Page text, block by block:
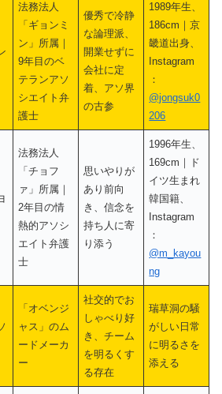
法務法人
「ギョンミ
ン」所属｜
9年目のベ
テランアソ
シエイト弁
護士
優秀で冷静
な論理派、
開業せずに
会社に定
着、アソ界
の古参
1989年生、
186cm｜京
畿道出身、
Instagram
：
@jongsuk0
206
法務法人
「チョフ
ァ」所属｜
2年目の情
熱的アソシ
エイト弁護
士
思いやりが
あり前向
き、信念を
持ち人に寄
り添う
1996年生、
169cm｜ド
イツ生まれ
韓国籍、
Instagram
：
@m_kayou
ng
「オベンジ
ャス」のム
ードメーカ
ー
社交的でお
しゃべり好
き、チーム
を明るくす
る存在
瑞草洞の騒
がしい日常
に明るさを
添える